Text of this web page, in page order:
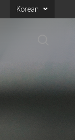
Korean